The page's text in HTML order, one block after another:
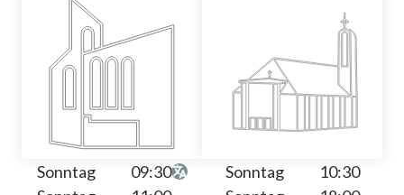
Sonntag
09:30
Sonntag
10:30